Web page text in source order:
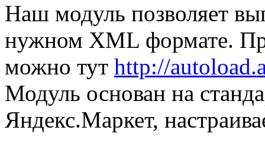
Наш модуль позволяет
нужном XML формате.
можно тут http://
Модуль основан на
Яндекс.Маркет,